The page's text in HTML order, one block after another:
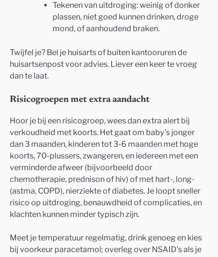
Tekenen van uitdroging: weinig of donker
plassen, niet goed kunnen drinken, droge
mond, of aanhoudend braken.
Twijfel je? Bel je huisarts of buiten kantooruren de
huisartsenpost voor advies. Liever een keer te vroeg
dan te laat.
Risicogroepen met extra aandacht
Hoor je bij een risicogroep, wees dan extra alert bij
verkoudheid met koorts. Het gaat om baby’s jonger
dan 3 maanden, kinderen tot 3-6 maanden met hoge
koorts, 70-plussers, zwangeren, en iedereen met een
verminderde afweer (bijvoorbeeld door
chemotherapie, prednison of hiv) of met hart-, long-
(astma, COPD), nierziekte of diabetes. Je loopt sneller
risico op uitdroging, benauwdheid of complicaties, en
klachten kunnen minder typisch zijn.
Meet je temperatuur regelmatig, drink genoeg en kies
bij voorkeur paracetamol; overleg over NSAID’s als je